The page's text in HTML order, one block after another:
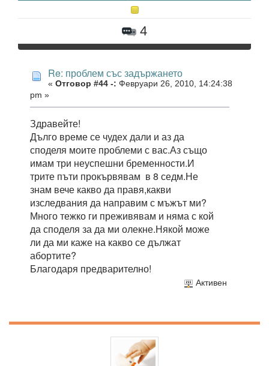
4
Re: проблем със задържането
« Отговор #44 -: Февруари 26, 2010, 14:24:38
pm »
Здравейте!
Дълго време се чудех дали и аз да
споделя моите проблеми с вас.Аз също
имам три неуспешни бременности.И
трите пъти прокървявам в 8 седм.Не
знам вече какво да правя,какви
изследвания да направим с мъжът ми?
Много тежко ги преживявам и няма с кой
да споделя за да ми олекне.Някой може
ли да ми каже на какво се дължат
абортите?
Благодаря предварително!
Активен